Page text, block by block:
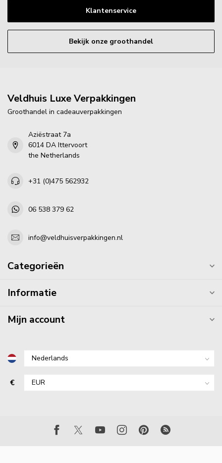
Klantenservice
Bekijk onze groothandel
Veldhuis Luxe Verpakkingen
Groothandel in cadeauverpakkingen
Aziëstraat 7a
6014 DA Ittervoort
the Netherlands
+31 (0)475 562932
06 538 379 62
info@veldhuisverpakkingen.nl
Categorieën
Informatie
Mijn account
€